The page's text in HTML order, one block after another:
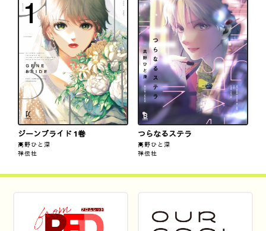
ジーンブライド 1巻
高野ひと深
祥伝社
つらなるステラ
高野ひと深
祥伝社